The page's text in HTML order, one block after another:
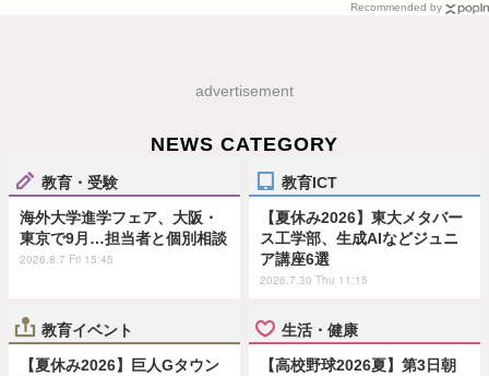
Recommended by
advertisement
NEWS CATEGORY
教育・受験
海外大学進学フェア、大阪・
東京で9月…担当者と個別相談
2026.8.7 Fri 15:45
教育ICT
【夏休み2026】東大メタバー
ス工学部、生成AIなどジュニ
ア講座6選
2026.7.30 Thu 11:15
教育イベント
【夏休み2026】巨人Gタウン
生活・健康
【高校野球2026夏】第3日朝